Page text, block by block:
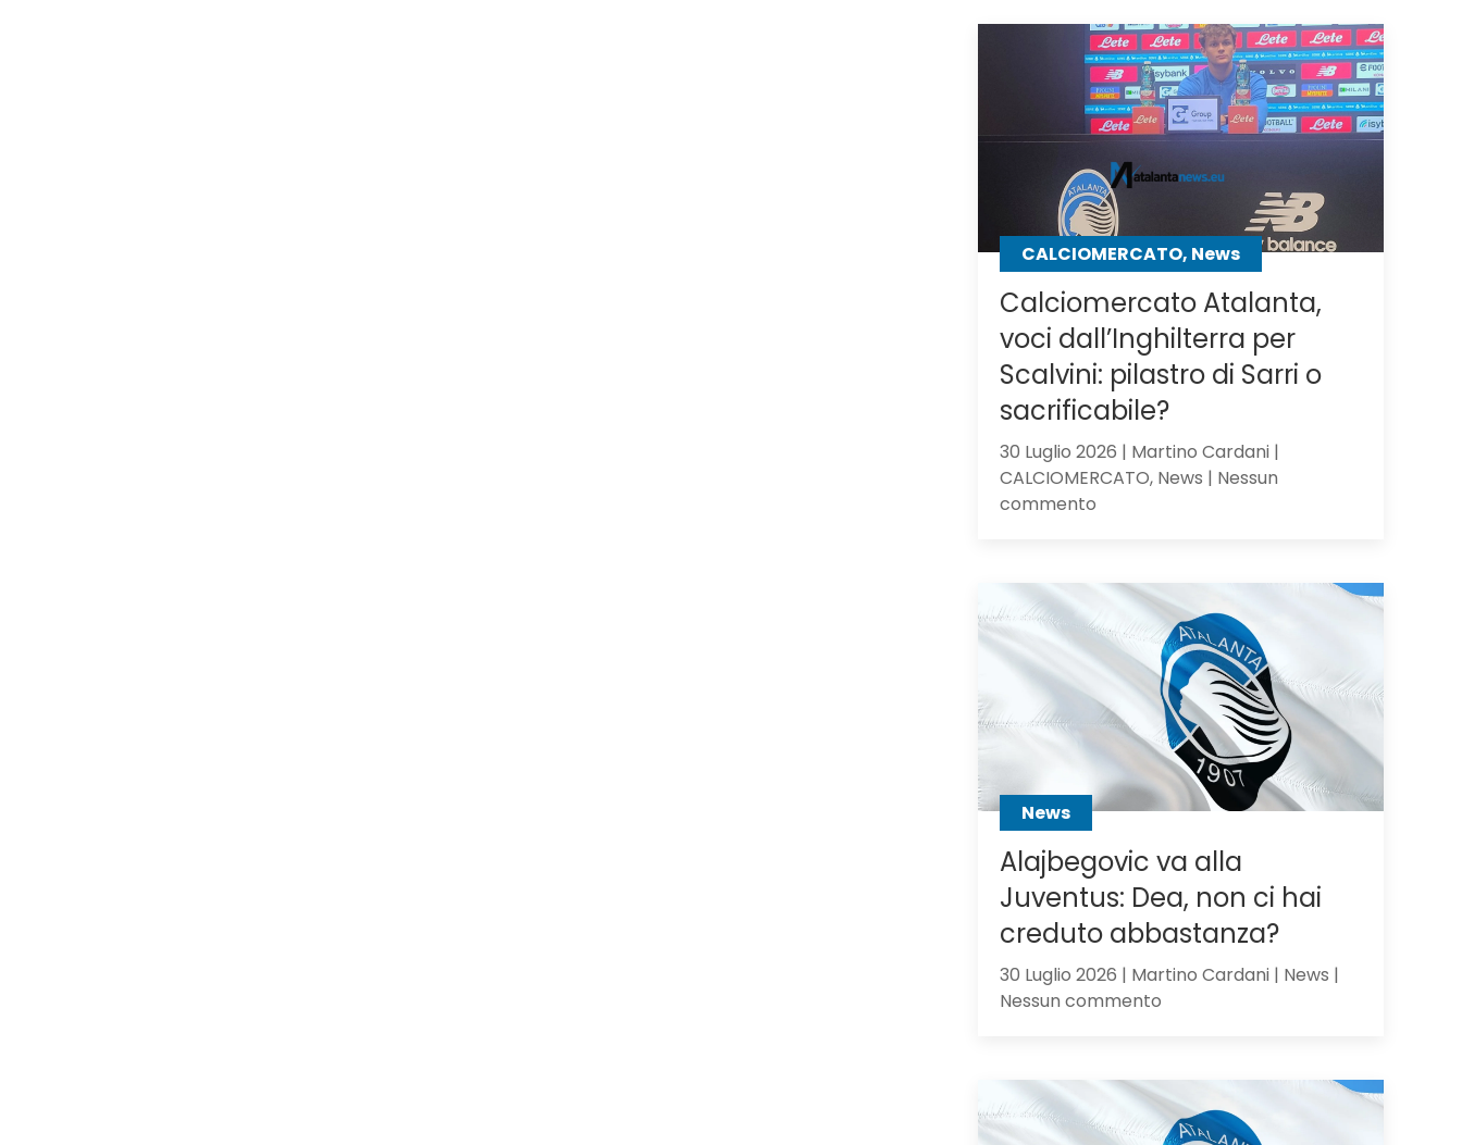
il
Milan,
su
Samardzic,
offre
CALCIOMERCATO, News
Calciomercato Atalanta,
voci dall’Inghilterra per
Scalvini: pilastro di Sarri o
sacrificabile?
30 Luglio 2026 | Martino Cardani |
CALCIOMERCATO, News | Nessun
commentosu
voci
dall’Inghilterra
per
Scalvini:
pilastro
di
Sarri
o
sacrificabile?
News
Alajbegovic va alla
Juventus: Dea, non ci hai
creduto abbastanza?
30 Luglio 2026 | Martino Cardani | News |
Nessun commentosu
alla
Juventus:
Dea,